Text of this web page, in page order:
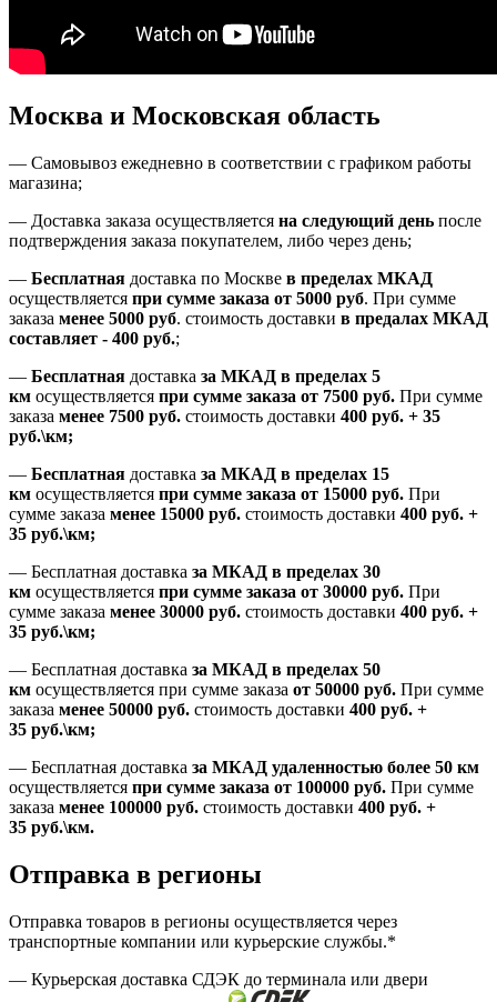
Москва и Московская область
— Самовывоз ежедневно в соответствии с графиком работы
магазина;
— Доставка заказа осуществляется на следующий день после
подтверждения заказа покупателем, либо через день;
— Бесплатная доставка по Москве в пределах МКАД
осуществляется при сумме заказа от 5000 руб. При сумме
заказа менее 5000 руб. стоимость доставки в предалах МКАД
составляет - 400 руб.;
— Бесплатная доставка за МКАД в пределах 5
км осуществляется при сумме заказа от 7500 руб. При сумме
заказа менее 7500 руб. стоимость доставки 400 руб. + 35
руб.\км;
— Бесплатная доставка за МКАД в пределах 15
км осуществляется при сумме заказа от 15000 руб. При
сумме заказа менее 15000 руб. стоимость доставки 400 руб. +
35 руб.\км;
— Бесплатная доставка за МКАД в пределах 30
км осуществляется при сумме заказа от 30000 руб. При
сумме заказа менее 30000 руб. стоимость доставки 400 руб. +
35 руб.\км;
— Бесплатная доставка за МКАД в пределах 50
км осуществляется при сумме заказа от 50000 руб. При сумме
заказа менее 50000 руб. стоимость доставки 400 руб. +
35 руб.\км;
— Бесплатная доставка за МКАД удаленностью более 50 км
осуществляется при сумме заказа от 100000 руб. При сумме
заказа менее 100000 руб. стоимость доставки 400 руб. +
35 руб.\км.
Отправка в регионы
Отправка товаров в регионы осуществляется через
транспортные компании или курьерские службы.*
— Курьерская доставка СДЭК до терминала или двери